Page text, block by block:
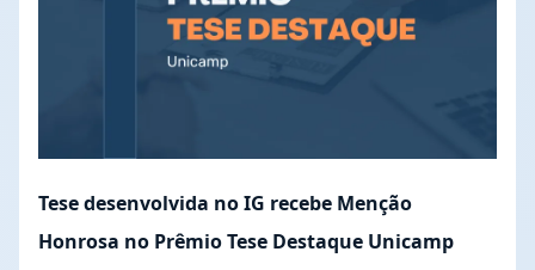
Tese desenvolvida no IG recebe Menção
Honrosa no Prêmio Tese Destaque Unicamp